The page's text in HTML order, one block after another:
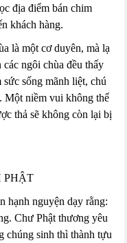
địa điểm bán chim
khách hàng.
là một cơ duyên, mà lạ
ngôi chùa đều thấy
sức sống mãnh liệt, chú
Một niềm vui không thể
thả sẽ không còn lại bị
PHẬT
hạnh nguyện dạy rằng:
Chư Phật thương yêu
chúng sinh thì thành tựu